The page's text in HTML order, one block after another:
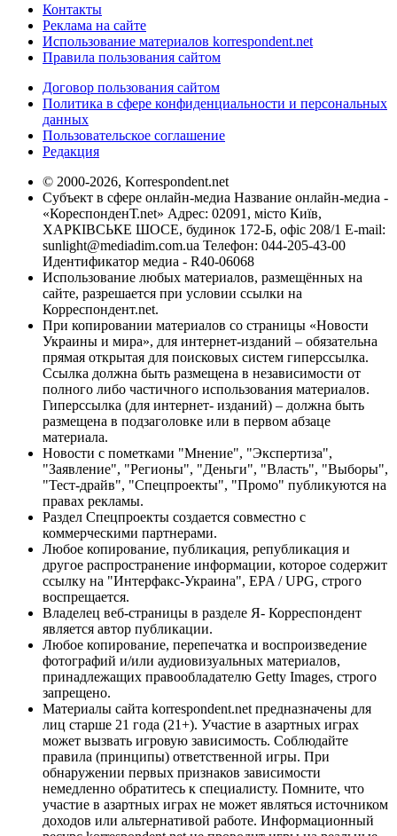
Контакты
Реклама на сайте
Использование материалов korrespondent.net
Правила пользования сайтом
Договор пользования сайтом
Политика в сфере конфиденциальности и персональных
данных
Пользовательское соглашение
Редакция
© 2000-2026, Korrespondent.net
Субъект в сфере онлайн-медиа Название онлайн-медиа -
«КореспонденТ.net» Адрес: 02091, місто Київ,
ХАРКІВСЬКЕ ШОСЕ, будинок 172-Б, офіс 208/1 E-mail:
sunlight@mediadim.com.ua Телефон: 044-205-43-00
Идентификатор медиа - R40-06068
Использование любых материалов, размещённых на
сайте, разрешается при условии ссылки на
Корреспондент.net.
При копировании материалов со страницы «Новости
Украины и мира», для интернет-изданий – обязательна
прямая открытая для поисковых систем гиперссылка.
Ссылка должна быть размещена в независимости от
полного либо частичного использования материалов.
Гиперссылка (для интернет- изданий) – должна быть
размещена в подзаголовке или в первом абзаце
материала.
Новости с пометками "Мнение", "Экспертиза",
"Заявление", "Регионы", "Деньги", "Власть", "Выборы",
"Тест-драйв", "Спецпроекты", "Промо" публикуются на
правах рекламы.
Раздел Спецпроекты создается совместно с
коммерческими партнерами.
Любое копирование, публикация, републикация и
другое распространение информации, которое содержит
ссылку на "Интерфакс-Украина", EPA / UPG, строго
воспрещается.
Владелец веб-страницы в разделе Я- Корреспондент
является автор публикации.
Любое копирование, перепечатка и воспроизведение
фотографий и/или аудиовизуальных материалов,
принадлежащих правообладателю Getty Images, строго
запрещено.
Материалы сайта korrespondent.net предназначены для
лиц старше 21 года (21+). Участие в азартных играх
может вызвать игровую зависимость. Соблюдайте
правила (принципы) ответственной игры. При
обнаружении первых признаков зависимости
немедленно обратитесь к специалисту. Помните, что
участие в азартных играх не может являться источником
доходов или альтернативой работе. Информационный